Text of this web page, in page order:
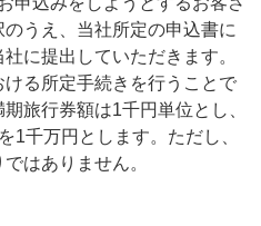
うえ、当社所定の申込書に
に提出していただきます。
る所定手続きを行うことで
旅行券額は1千円単位とし、
1千万円とします。ただし、
はありません。